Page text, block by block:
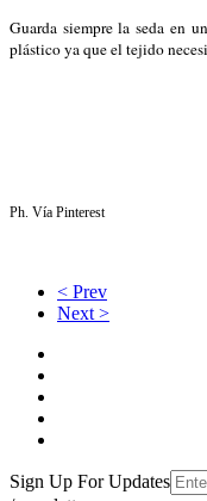
Guarda siempre la seda en
plástico ya que el tejido
Ph. Vía Pinterest
< Prev
Next >
Sign Up For Updates